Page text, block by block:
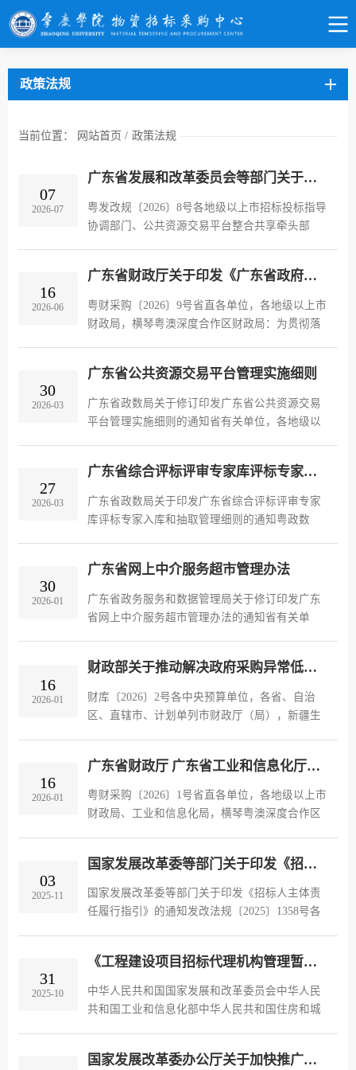
政策法规
当前位置： 网站首页 / 政策法规
07
2026-07
广东省发展和改革委员会等部门关于印发广东省远程异地评标招标项目范围规定（试行）的通知
粤发改规〔2026〕8号各地级以上市招标投标指导
协调部门、公共资源交易平台整合共享牵头部
林业部门，各招标投标市场交易主...
16
2026-06
广东省财政厅关于印发《广东省政府采购采购人主体责任履行指引》的通知
粤财采购〔2026〕9号省直各单位，各地级以上市
财政局，横琴粤澳深度合作区财政局：为贯彻落
购行为，提升政府采购工作...
30
2026-03
广东省公共资源交易平台管理实施细则
广东省政数局关于修订印发广东省公共资源交易
平台管理实施细则的通知省有关单位，各地级以
施细则》印发给你们，请遵照执...
27
2026-03
广东省综合评标评审专家库评标专家入库和抽取管理细则
广东省政数局关于印发广东省综合评标评审专家
库评标专家入库和抽取管理细则的通知粤政数
为了规范广东省综合评标评审专家...
30
2026-01
广东省网上中介服务超市管理办法
广东省政务服务和数据管理局关于修订印发广东
省网上中介服务超市管理办法的通知省有关单
法》印发给你们，请遵照执行。实...
16
2026-01
财政部关于推动解决政府采购异常低价问题的通知
财库〔2026〕2号各中央预算单位，各省、自治
区、直辖市、计划单列市财政厅（局），新疆生
现就推动解决政府采购异常低价...
16
2026-01
广东省财政厅 广东省工业和信息化厅关于贯彻落实在政府采购中实施本国产品标准及相关政策的通知
粤财采购〔2026〕1号省直各单位，各地级以上市
财政局、工业和信息化局，横琴粤澳深度合作区
及相关政策的通知》（国办发〔...
03
2025-11
国家发展改革委等部门关于印发《招标人主体责任履行指引》的通知
国家发展改革委等部门关于印发《招标人主体责
任履行指引》的通知发改法规〔2025〕1358号各
（委、局）、交通运输厅（局、...
31
2025-10
《工程建设项目招标代理机构管理暂行办法》2025年第34号令
中华人民共和国国家发展和改革委员会中华人民
共和国工业和信息化部中华人民共和国住房和城
《工程建设项目招标代理机构管...
国家发展改革委办公厅关于加快推广远程异地评标的通知